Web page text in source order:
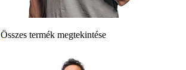
Összes termék megtekintése